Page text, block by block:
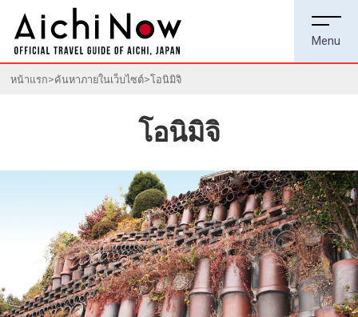
หน้าแรก ค้นหาภายในเว็บไซต์ โอนิมิจิ
โอนิมิจิ